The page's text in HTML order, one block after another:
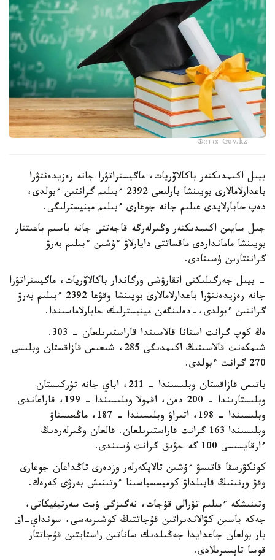
Фото: Gov.kz
بيىل اكىمدىكتەر باكالاۆريات، ماگيستراتۋرا جانە رەزيدەنتۋرا
باعدارلامالارى بويىنشا بارلىعى 2392 ءبىلىم گرانتىن ءبولدى،
دەپ حابارلايدى عىلىم جانە جوعارى ءبىلىم مينيسترلىگى.
جىل سايىن اكىمدىكتەر وڭىرلەرگە قاجەتتى جانە باسىم باعىتتار
بويىنشا مامانداردى ماقساتتى دايارلاۋ ءۇشىن ءبىلىم بەرۋ
گرانتتارىن ۇسىنادى.
- بيىل جەرگىلىكتى اتقارۋشى ورگاندار باكالاۆريات، ماگيستراتۋرا
جانە رەزيدەنتۋرا باعدارلامالارى بويىنشا وقۋعا 2392 ءبىلىم بەرۋ
گرانتىن ءبولدى،-دەلىنگەن مينيسترلىك حابارلاماسىندا.
ەڭ كوپ گرانت استانا قالاسىندا قاراستىرىلعان - 303.
شىمكەنت قالاسىنىڭ اكىمدىگى 285، شىعىس قازاقستان وبلىسى
270 گرانت ءبولدى.
باتىس قازاقستان وبلىسىندا – 211، اباي جانە تۇركىستان
وبلىستارىندا – 200 دەن، اقمولا وبلىسىندا – 199، قاراعاندى
وبلىسىندا – 198، اتىراۋ وبلىسىندا – 187، ماڭعىستاۋ
وبلىسىندا 163 گرانت قاراستىرىلعان. قالعان وڭىرلەردىڭ
ءارقايسىسى 100 گە جۋىق گرانت ۇسىندى.
كونكۋرسقا قاتىسۋ ءۇشىن تالاپكەرلەر وزدەرى تاڭداعان جوعارى
وقۋ ورنىنىڭ قابىلداۋ كوميسسياسىنا ءوتىنىش بەرۋى كەرەك.
وتىنىشكە ءبىلىم تۋرالى قۇجات، نەگىزگى ۇبت سەرتيفيكاتى،
جەكە باسىن كۋالاندىراتىن قۇجاتتىڭ كوشىرمەسى، سونداي-اق
بار بولعان جاعدايدا جەڭىلدىك ساناتىن راستايتىن قۇجاتتار
قوسا تاپسىرىلادى.